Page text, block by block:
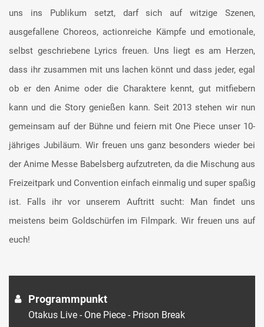
uns ins Publikum setzt, darf sich auf witzige Szenen,
ausgefallene Choreos, actionreiche Kämpfe und emotionale,
selbst geschriebene Lyrics freuen. Uns liegt es am Herzen,
dass ihr zusammen mit uns lachen könnt und dass jeder, egal
ob er den Anime oder die Charaktere kennt, gut mitfiebern
kann und die Story genießen kann. Seit 2013 stehen wir nun
gemeinsam auf der Bühne und feiern mit One Piece unser 10-
jähriges Jubiläum. Wir freuen uns ganz besonders wieder bei
der Anime Messe Babelsberg aufzutreten, da die Mischung aus
Freizeitpark und Convention einfach einmalig und super spaßig
ist. Falls ihr vor unserem Auftritt sucht: Man findet uns
meistens beim Goldschürfen im Filmpark. Wir freuen uns auf
euch!
Programmpunkt
Otakus Live - One Piece - Prison Break